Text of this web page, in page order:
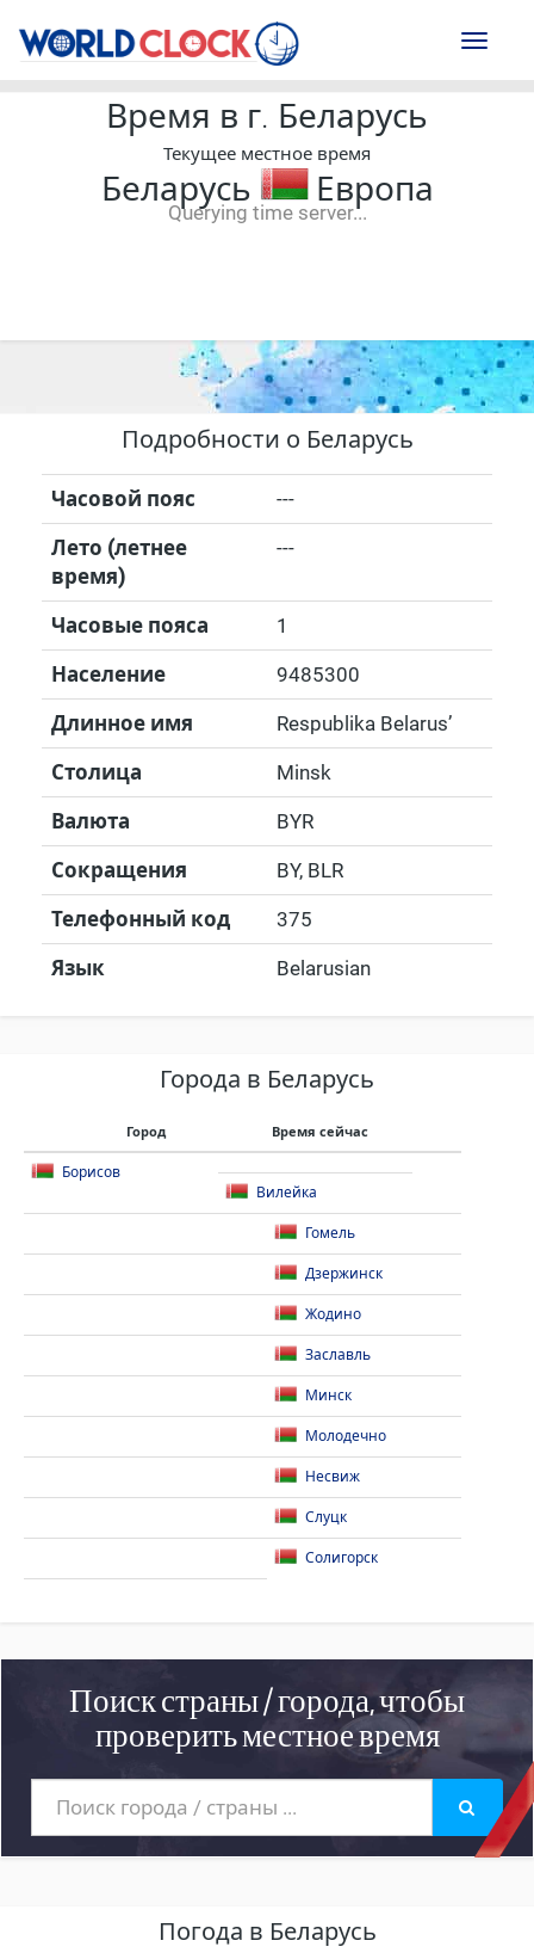
Toggle
Время в г. Беларусь
Текущее местное время
Беларусь Европа
Querying time server...
Подробности о Беларусь
Часовой пояс ---
Лето (летнее
время)
---
Часовые пояса 1
Население 9485300
Длинное имя Respublika Belarus’
Столица Minsk
Валюта BYR
Сокращения BY, BLR
Телефонный код 375
Язык Belarusian
Города в Беларусь
Город Время сейчас
Борисов
Вилейка
Гомель
Дзержинск
Жодино
Заславль
Минск
Молодечно
Несвиж
Слуцк
Солигорск
Поиск страны / города, чтобы
проверить местное время
Погода в Беларусь